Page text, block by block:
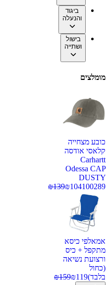
ביגוד
והנעלה
בישול
ושתייה
מומלצים
כובע מצחייה
קלאסי אודסה
Carhartt
Odessa CAP
DUSTY
100289
₪104
₪139
אמאלפי כיסא
מתקפל + כיס
ורצועת נשיאה
(כחול
בלבד)
₪119
₪159